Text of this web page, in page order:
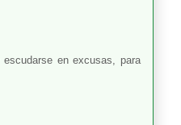
en excusas, para